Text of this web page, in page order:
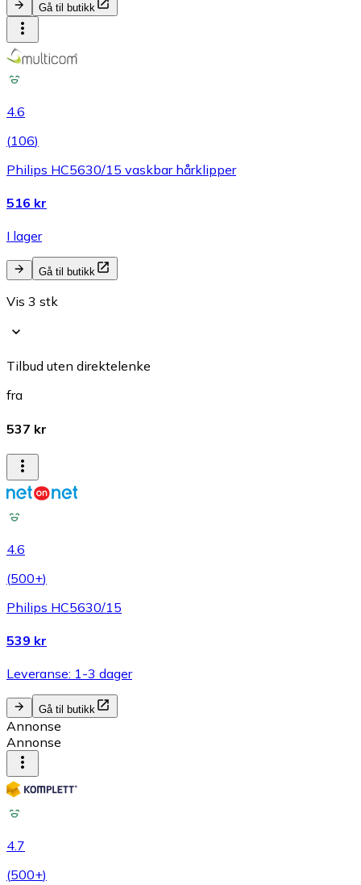
Gå til butikk
4.6
(106)
Philips HC5630/15 vaskbar hårklipper
516 kr
I lager
Gå til butikk
Vis 3 stk
Tilbud uten direktelenke
fra
537 kr
4.6
(500+)
Philips HC5630/15
539 kr
Leveranse: 1-3 dager
Gå til butikk
Annonse
Annonse
4.7
(500+)